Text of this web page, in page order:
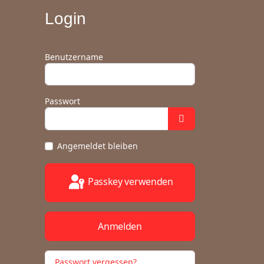
Login
Benutzername
Passwort
Angemeldet bleiben
Passkey verwenden
Anmelden